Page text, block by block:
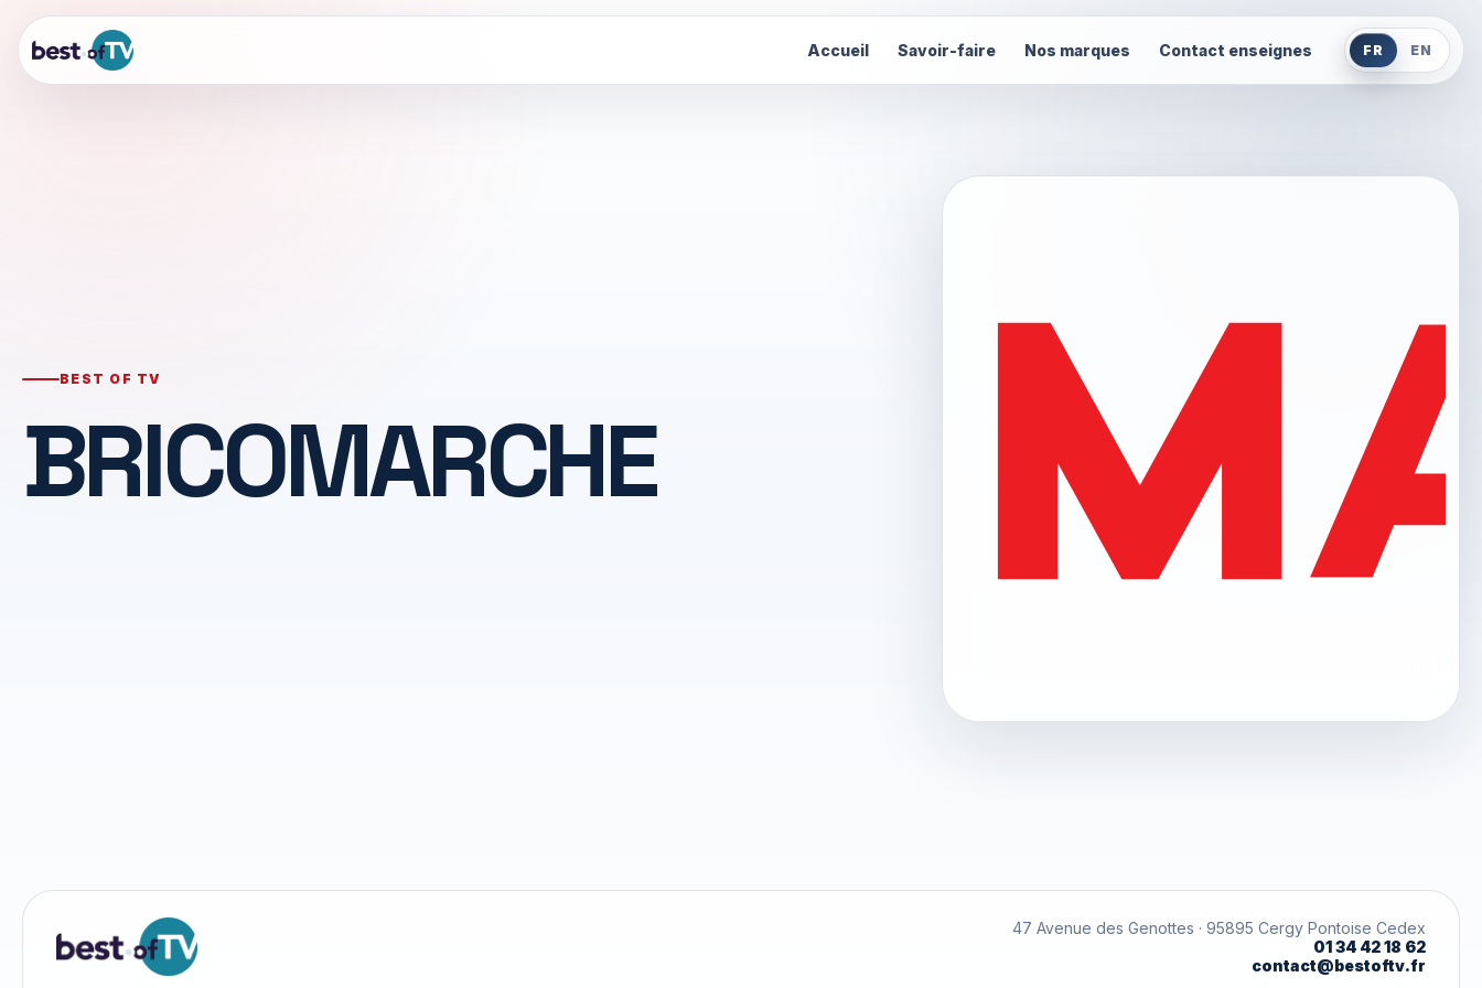
Accueil Savoir-faire Nos marques Contact enseignes FR EN
BEST OF TV
BRICOMARCHE
47 Avenue des Genottes · 95895 Cergy Pontoise Cedex
01 34 42 18 62
contact@bestoftv.fr